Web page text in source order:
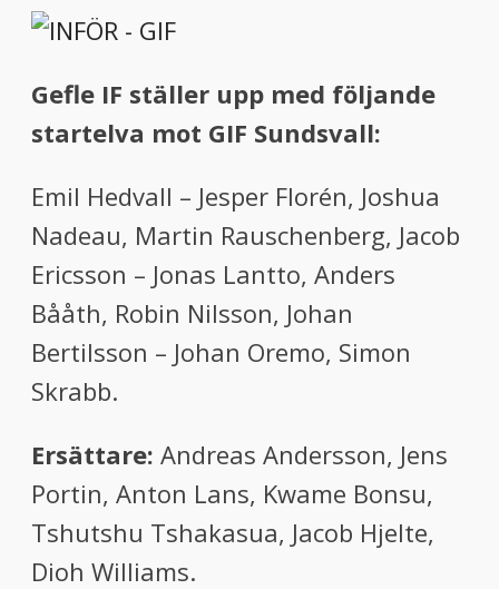
Gefle IF ställer upp med följande
startelva mot GIF Sundsvall:
Emil Hedvall – Jesper Florén, Joshua
Nadeau, Martin Rauschenberg, Jacob
Ericsson – Jonas Lantto, Anders
Bååth, Robin Nilsson, Johan
Bertilsson – Johan Oremo, Simon
Skrabb.
Ersättare: Andreas Andersson, Jens
Portin, Anton Lans, Kwame Bonsu,
Tshutshu Tshakasua, Jacob Hjelte,
Dioh Williams.